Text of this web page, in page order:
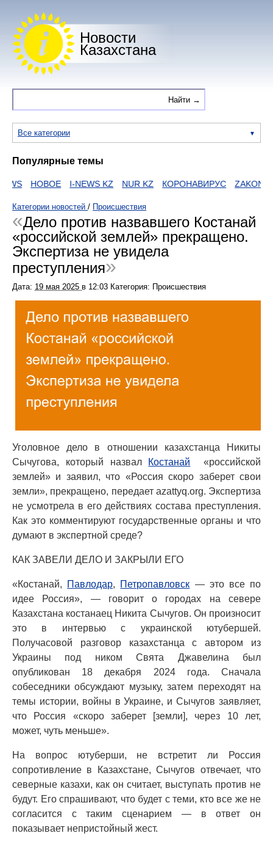
Новости
Казахстана
Все категории
Популярные темы
НОВОЕ I-NEWS KZ NUR KZ КОРОНАВИРУС ZAKON
Категории новостей / Происшествия
Дело против назвавшего Костанай
«российской землей» прекращено.
Экспертиза не увидела
преступления
Дата: 19 мая 2025 в 12:03 Категория: Происшествия
Уголовное дело в отношении казахстанца Никиты
Сычугова, который назвал Костанай «российской
землей» и заявил, что «Россия скоро заберет свои
земли», прекращено, передает azattyq.org. Экспертиза
не усмотрела в его действиях состава преступления.
Как это комментируют государственные органы и что
думают в экспертной среде?
КАК ЗАВЕЛИ ДЕЛО И ЗАКРЫЛИ ЕГО
«Костанай, Павлодар, Петропавловск — это все по
идее Россия», — говорит о городах на севере
Казахстана костанаец Никита Сычугов. Он произносит
это в интервью с украинской ютубершей.
Получасовой разговор казахстанца с автором из
Украины под ником Свята Джавелина был
опубликован 18 декабря 2024 года. Сначала
собеседники обсуждают музыку, затем переходят на
темы истории, войны в Украине, и Сычугов заявляет,
что Россия «скоро заберет [земли], через 10 лет,
может, чуть меньше».
На вопрос ютуберши, не встретит ли Россия
сопротивление в Казахстане, Сычугов отвечает, что
северные казахи, как он считает, выступать против не
будут. Его спрашивают, что будет с теми, кто все же не
согласится с таким сценарием — в ответ он
показывает непристойный жест.